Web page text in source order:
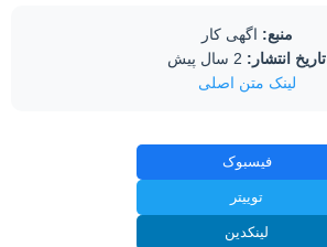
منبع: اگهی کار
تاریخ انتشار:
لینک متن اصلی
فیسبوک
توییتر
لینکدین